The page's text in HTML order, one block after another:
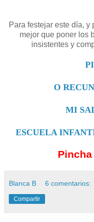
Para festejar este día,
mejor que poner los
insistentes y
O
MI
ESCUELA
Blanca B 6 comentarios:
Compartir